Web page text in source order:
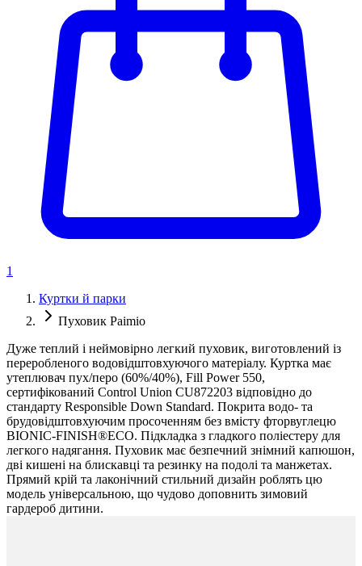
1
Куртки й парки
Пуховик Paimio
Дуже теплий і неймовірно легкий пуховик, виготовлений із
переробленого водовідштовхуючого матеріалу. Куртка має
утеплювач пух/перо (60%/40%), Fill Power 550,
сертифікований Control Union CU872203 відповідно до
стандарту Responsible Down Standard. Покрита водо- та
брудовідштовхуючим просоченням без вмісту фторвуглецю
BIONIC-FINISH®ECO. Підкладка з гладкого поліестеру для
легкого надягання. Пуховик має безпечний знімний капюшон,
дві кишені на блискавці та резинку на подолі та манжетах.
Прямий крій та лаконічний стильний дизайн роблять цю
модель універсальною, що чудово доповнить зимовий
гардероб дитини.